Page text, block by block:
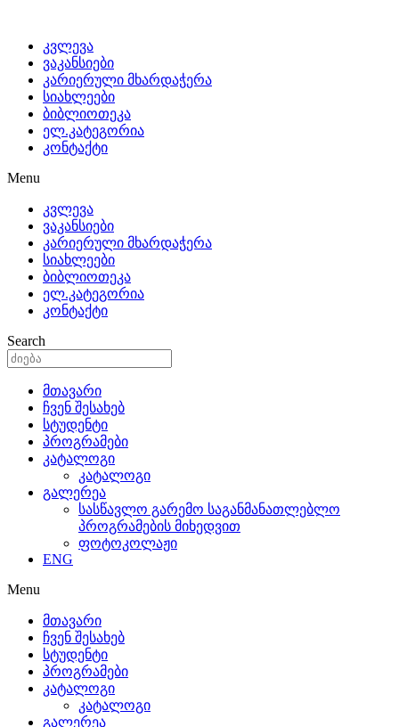
კვლევა
ვაკანსიები
კარიერული მხარდაჭერა
სიახლეები
ბიბლიოთეკა
ელ.კატეგორია
კონტაქტი
Menu
კვლევა
ვაკანსიები
კარიერული მხარდაჭერა
სიახლეები
ბიბლიოთეკა
ელ.კატეგორია
კონტაქტი
Search
მთავარი
ჩვენ შესახებ
სტუდენტი
პროგრამები
კატალოგი
კატალოგი
გალერეა
სასწავლო გარემო საგანმანათლებლო
პროგრამების მიხედვით
ფოტოკოლაჟი
ENG
Menu
მთავარი
ჩვენ შესახებ
სტუდენტი
პროგრამები
კატალოგი
კატალოგი
გალერეა